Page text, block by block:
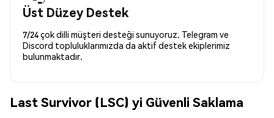
Üst Düzey Destek
7/24 çok dilli müşteri desteği sunuyoruz. Telegram ve
Discord topluluklarımızda da aktif destek ekiplerimiz
bulunmaktadır.
Last Survivor (LSC) yi Güvenli Saklama